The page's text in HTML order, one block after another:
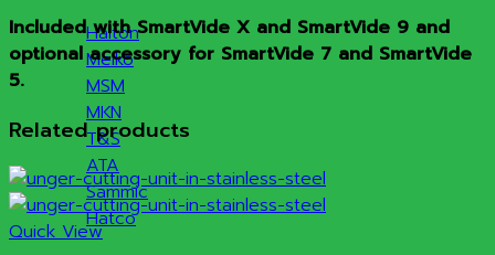
Halton
Meiko
MSM
MKN
T&S
ATA
Sammic
Hatco
Included with SmartVide X and SmartVide 9 and
optional accessory for SmartVide 7 and SmartVide
5.
Related products
Quick View